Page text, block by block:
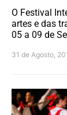
O Festival
artes e das
05 a 09 de
31 de Agosto,